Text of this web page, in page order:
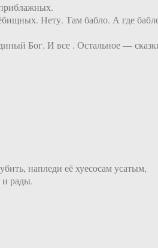
Нету. Там бабло. А где
Бог. И все . Остальное —
напледи её хуесосам усатым,
рады.